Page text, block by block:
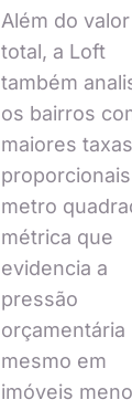
Além do valor
total, a Loft
também
os bairros
maiores taxas
metro
métrica que
evidencia a
pressão
orçamentária
mesmo em
imóveis